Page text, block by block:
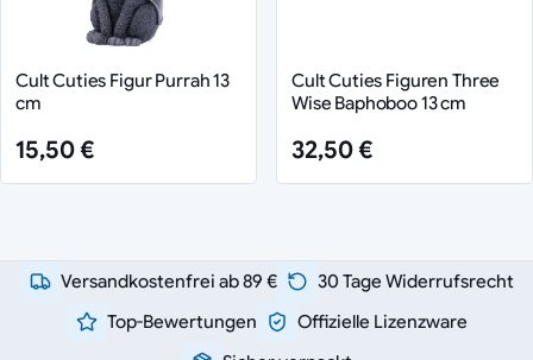
Cult Cuties Figur Purrah 13
cm
15,50 €
Cult Cuties Figuren Three
Wise Baphoboo 13 cm
32,50 €
Versandkostenfrei ab 89 €
30 Tage Widerrufsrecht
Top-Bewertungen
Offizielle Lizenzware